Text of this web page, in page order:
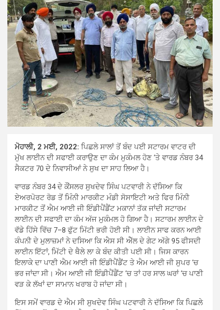
ਮੋਹਾਲੀ, 2 ਮਈ, 2022: ਪਿਛਲੇ ਸਾਲਾਂ ਤੋਂ ਬੰਦ ਪਈ ਸਟਾਰਮ ਵਾਟਰ ਦੀ
ਮੁੱਖ ਲਾਈਨ ਦੀ ਸਫਾਈ ਕਰਾਉਣ ਦਾ ਕੰਮ ਮੁਕੰਮਲ ਹੋਣ ‘ਤੇ ਵਾਰਡ ਨੰਬਰ 34
ਸੈਕਟਰ 70 ਦੇ ਨਿਵਾਸੀਆਂ ਨੇ ਸੁਖ ਦਾ ਸਾਹ ਲਿਆ ਹੈ।
ਵਾਰਡ ਨੰਬਰ 34 ਦੇ ਕੌਂਸਲਰ ਸੁਖਦੇਵ ਸਿੰਘ ਪਟਵਾਰੀ ਨੇ ਦੱਸਿਆ ਕਿ
ਏਅਰਪੋਰਟ ਰੋਡ ਤੋਂ ਮਿੰਨੀ ਮਾਰਕੀਟ ਮੰਡੀ ਸੋਸਾਇਟੀ ਅਤੇ ਫਿਰ ਮਿੰਨੀ
ਮਾਰਕੀਟ ਤੋਂ ਐਮ ਆਈ ਜੀ ਇੰਡੀਪੈਂਡੈਂਟ ਮਕਾਨਾਂ ਤੱਕ ਜਾਂਦੀ ਸਟਾਰਮ
ਲਾਈਨ ਦੀ ਸਫਾਈ ਦਾ ਕੰਮ ਅੱਜ ਮੁਕੰਮਲ ਹੋ ਗਿਆ ਹੈ। ਸਟਾਰਮ ਲਾਈਨ ਦੇ
ਵੱਡੇ ਹਿੱਸੇ ਵਿੱਚ 7–8 ਫੁੱਟ ਮਿੱਟੀ ਭਰੀ ਹੋਈ ਸੀ। ਲਾਈਨ ਸਾਫ ਕਰਨ ਆਈ
ਕੰਪਨੀ ਦੇ ਮੁਲਾਜ਼ਮਾਂ ਨੇ ਦਸਿਆ ਕਿ ਐਸ ਸੀ ਐੱਲ ਦੇ ਗੇਟ ਅੱਗੇ 95 ਫੀਸਦੀ
ਲਾਈਨ ਇੱਟਾਂ, ਮਿੱਟੀ ਦੇ ਥੈਲੇ ਲਾ ਕੇ ਬੰਦ ਕੀਤੀ ਪਈ ਸੀ। ਜਿਸ ਕਾਰਨ
ਇਲਾਕੇ ਦਾ ਪਾਣੀ ਐਮ ਆਈ ਜੀ ਇੰਡੀਪੈਂਡੈਂਟ ਤੇ ਐਮ ਆਈ ਜੀ ਸੁਪਰ ‘ਚ
ਭਰ ਜਾਂਦਾ ਸੀ। ਐਮ ਆਈ ਜੀ ਇੰਡੀਪੈਂਡੈਂਟ ‘ਚ ਤਾਂ ਹਰ ਸਾਲ ਘਰਾਂ ‘ਚ ਪਾਣੀ
ਵੜ ਕੇ ਲੱਖਾਂ ਦਾ ਸਾਮਾਨ ਖਰਾਬ ਹੋ ਜਾਂਦਾ ਸੀ।
ਇਸ ਸਮੇਂ ਵਾਰਡ ਦੇ ਐਮ ਸੀ ਸੁਖਦੇਵ ਸਿੰਘ ਪਟਵਾਰੀ ਨੇ ਦੱਸਿਆ ਕਿ ਪਿਛਲੇ